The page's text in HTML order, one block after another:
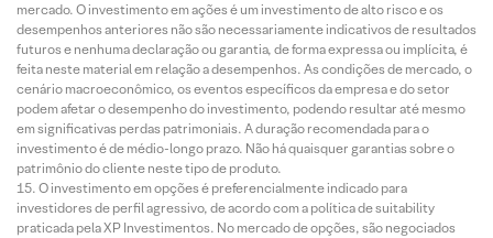
mercado. O investimento em ações é um investimento de alto risco e os
desempenhos anteriores não são necessariamente indicativos de resultados
futuros e nenhuma declaração ou garantia, de forma expressa ou implícita, é
feita neste material em relação a desempenhos. As condições de mercado, o
cenário macroeconômico, os eventos específicos da empresa e do setor
podem afetar o desempenho do investimento, podendo resultar até mesmo
em significativas perdas patrimoniais. A duração recomendada para o
investimento é de médio-longo prazo. Não há quaisquer garantias sobre o
patrimônio do cliente neste tipo de produto.
O investimento em opções é preferencialmente indicado para
investidores de perfil agressivo, de acordo com a política de suitability
praticada pela XP Investimentos. No mercado de opções, são negociados